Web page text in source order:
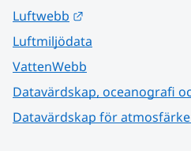
Luftwebb
Luftmiljödata
VattenWebb
Datavärdskap, oceanografi
Datavärdskap för